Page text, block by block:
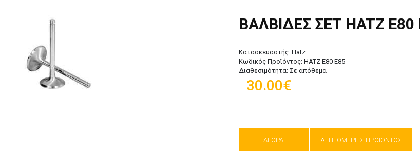
ΒΑΛΒΙΔΕΣ ΣΕΤ HATZ E80
Κατασκευαστής: Hatz
Κωδικός Προϊόντος:HATZ E80 E85
Διαθεσιμότητα:Σε απόθεμα
30.00€
ΑΓΟΡΑ ΛΕΠΤΟΜΕΡΙΕΣ ΠΡΟΪΟΝΤΟΣ